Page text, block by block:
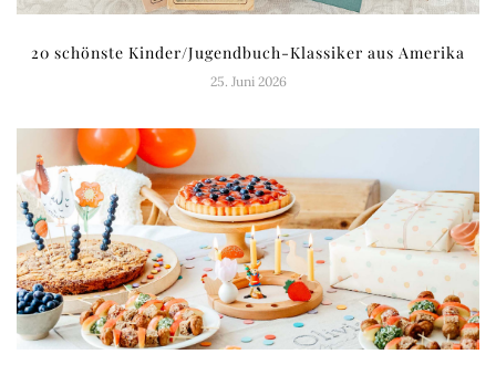
20 schönste Kinder/Jugendbuch-Klassiker aus Amerika
25. Juni 2026